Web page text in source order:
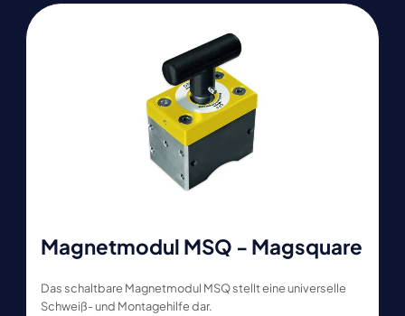
Magnetmodul MSQ - Magsquare
Das schaltbare Magnetmodul MSQ stellt eine universelle
Schweiß- und Montagehilfe dar.